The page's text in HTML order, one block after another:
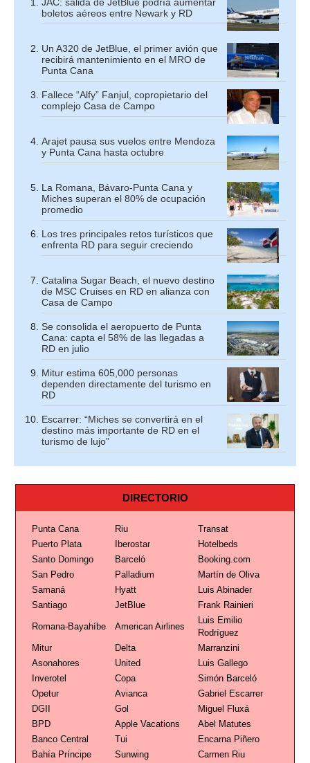
boletos aéreos entre Newark y RD
Un A320 de JetBlue, el primer avión que
recibirá mantenimiento en el MRO de
Punta Cana
Fallece “Alfy” Fanjul, copropietario del
complejo Casa de Campo
Arajet pausa sus vuelos entre Mendoza
y Punta Cana hasta octubre
La Romana, Bávaro-Punta Cana y
Miches superan el 80% de ocupación
promedio
Los tres principales retos turísticos que
enfrenta RD para seguir creciendo
Catalina Sugar Beach, el nuevo destino
de MSC Cruises en RD en alianza con
Casa de Campo
Se consolida el aeropuerto de Punta
Cana: capta el 58% de las llegadas a
RD en julio
Mitur estima 605,000 personas
dependen directamente del turismo en
RD
Escarrer: “Miches se convertirá en el
destino más importante de RD en el
turismo de lujo”
DIRECTORIO
Punta Cana Riu
Transat
Puerto Plata
Iberostar
Hotelbeds
Santo Domingo
Barceló
Booking.com
San Pedro
Palladium
Martín de Oliva
Samaná
Hyatt
Luis Abinader
Santiago
JetBlue Frank Rainieri
Romana-Bayahíbe American Airlines
Luis Emilio
Rodríguez
Mitur
Delta
Marranzini
Asonahores
United
Luis Gallego
Inverotel
Copa
Simón Barceló
Opetur
Avianca
Gabriel Escarrer
DGII
Gol
Miguel Fluxá
BPD
Apple Vacations
Abel Matutes
Banco Central
Tui
Encarna Piñero
Bahía Príncipe
Sunwing Carmen Riu